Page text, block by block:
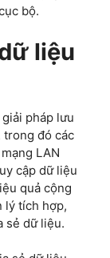
bộ.
liệu
pháp lưu
trong đó các
LAN
cập dữ liệu
quả cộng
lý tích hợp,
sẻ dữ liệu.